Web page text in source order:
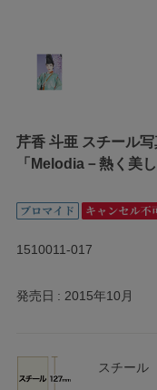
芹香 斗亜 スチール写
「Melodia－熱く美
1510011-017
発売日 2015年10月
スチール